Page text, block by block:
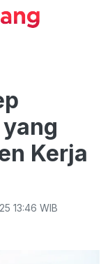
Kerja
13:46 WIB